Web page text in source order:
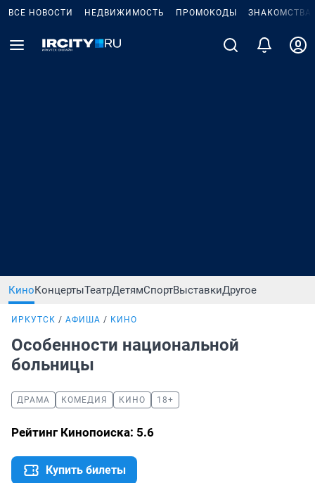
ВСЕ НОВОСТИ НЕДВИЖИМОСТЬ ПРОМОКОДЫ ЗНАКОМСТВА
КиноКонцертыТеатрДетямСпортВыставкиДругое
ИРКУТСК АФИША КИНО
Особенности национальной
больницы
ДРАМА КОМЕДИЯ КИНО 18+
Рейтинг Кинопоиска: 5.6
Купить билеты